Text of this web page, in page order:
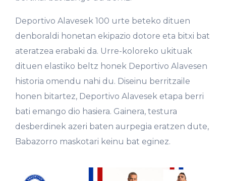
Deportivo Alavesek 100 urte beteko dituen
denboraldi honetan ekipazio dotore eta bitxi bat
ateratzea erabaki da. Urre-koloreko ukituak
dituen elastiko beltz honek Deportivo Alavesen
historia omendu nahi du. Diseinu berritzaile
honen bitartez, Deportivo Alavesek etapa berri
bati emango dio hasiera. Gainera, testura
desberdinek azeri baten aurpegia eratzen dute,
Babazorro maskotari keinu bat eginez.